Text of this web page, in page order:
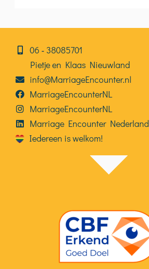
06⁠⁠ ‑ 38085701
Pietje en Klaas Nieuwland
info@MarriageEncounter.nl
MarriageEncounterNL
MarriageEncounterNL
Marriage Encounter Nederland
Iedereen is welkom!